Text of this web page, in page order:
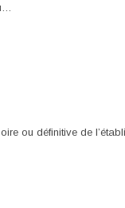
ou définitive de